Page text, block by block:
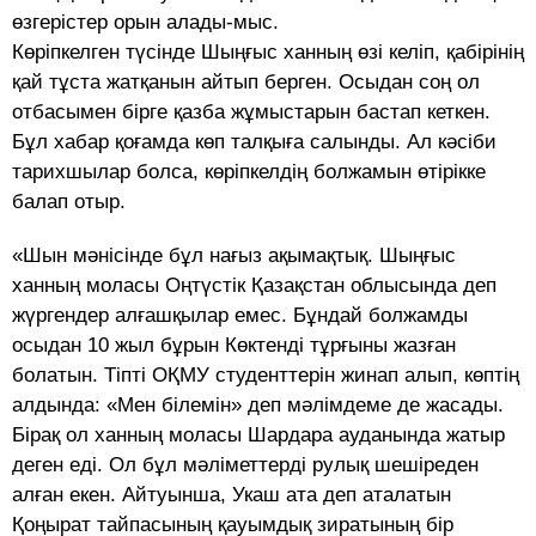
өзгерістер орын алады-мыс.
Көріпкелген түсінде Шыңғыс ханның өзі келіп, қабірінің
қай тұста жатқанын айтып берген. Осыдан соң ол
отбасымен бірге қазба жұмыстарын бастап кеткен.
Бұл хабар қоғамда көп талқыға салынды. Ал кәсіби
тарихшылар болса, көріпкелдің болжамын өтірікке
балап отыр.
«Шын мәнісінде бұл нағыз ақымақтық. Шыңғыс
ханның моласы Оңтүстік Қазақстан облысында деп
жүргендер алғашқылар емес. Бұндай болжамды
осыдан 10 жыл бұрын Көктенді тұрғыны жазған
болатын. Тіпті ОҚМУ студенттерін жинап алып, көптің
алдында: «Мен білемін» деп мәлімдеме де жасады.
Бірақ ол ханның моласы Шардара ауданында жатыр
деген еді. Ол бұл мәліметтерді рулық шешіреден
алған екен. Айтуынша, Укаш ата деп аталатын
Қоңырат тайпасының қауымдық зиратының бір